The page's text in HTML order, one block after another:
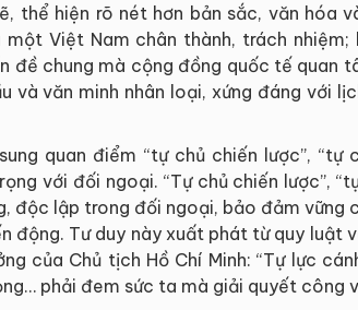
thể hiện rõ nét hơn bản sắc, văn hóa
Việt Nam chân thành, trách nhiệm;
đề chung mà cộng đồng quốc tế quan
và văn minh nhân loại, xứng đáng với
quan điểm “tự chủ chiến lược”,
với đối ngoại. “Tự chủ chiến lược”,
độc lập trong đối ngoại, bảo đảm
động. Tư duy này xuất phát từ quy luật
của Chủ tịch Hồ Chí Minh: “Tự lực
phải đem sức ta mà giải quyết công